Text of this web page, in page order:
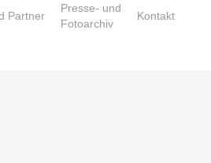
Partner
Presse- und
Fotoarchiv
Kontakt